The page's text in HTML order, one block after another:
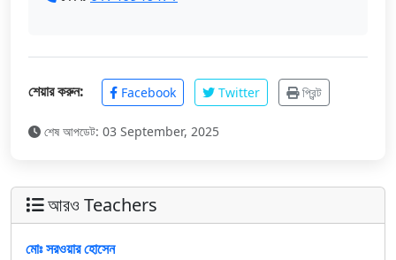
শেয়ার করুন: Facebook Twitter প্রিন্ট
শেষ আপডেট: 03 September, 2025
আরও Teachers
মোঃ সরওয়ার হোসেন